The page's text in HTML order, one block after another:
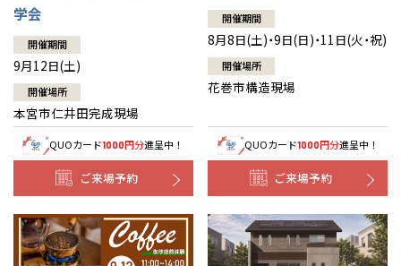
学会
開催期間
9月12日(土)
開催場所
本宮市仁井田完成現場
QUOカード1000円分進呈中！
ご来場予約
開催期間
8月8日(土)・9日(日)・11日(火・祝)
開催場所
花巻市構造現場
QUOカード1000円分進呈中！
ご来場予約